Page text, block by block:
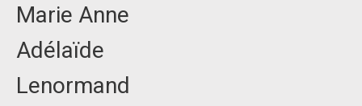
Marie Anne
Adélaïde
Lenormand